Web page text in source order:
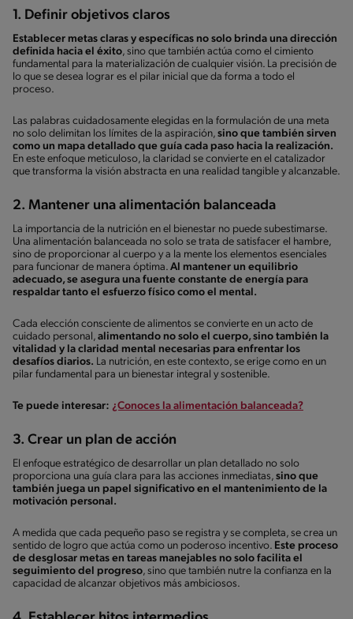
1. Definir objetivos claros
Establecer metas claras y específicas no solo brinda una dirección
definida hacia el éxito, sino que también actúa como el cimiento
fundamental para la materialización de cualquier visión. La precisión de
lo que se desea lograr es el pilar inicial que da forma a todo el
proceso.
Las palabras cuidadosamente elegidas en la formulación de una meta
no solo delimitan los límites de la aspiración, sino que también sirven
como un mapa detallado que guía cada paso hacia la realización.
En este enfoque meticuloso, la claridad se convierte en el catalizador
que transforma la visión abstracta en una realidad tangible y alcanzable.
2. Mantener una alimentación balanceada
La importancia de la nutrición en el bienestar no puede subestimarse.
Una alimentación balanceada no solo se trata de satisfacer el hambre,
sino de proporcionar al cuerpo y a la mente los elementos esenciales
para funcionar de manera óptima. Al mantener un equilibrio
adecuado, se asegura una fuente constante de energía para
respaldar tanto el esfuerzo físico como el mental.
Cada elección consciente de alimentos se convierte en un acto de
cuidado personal, alimentando no solo el cuerpo, sino también la
vitalidad y la claridad mental necesarias para enfrentar los
desafíos diarios. La nutrición, en este contexto, se erige como en un
pilar fundamental para un bienestar integral y sostenible.
Te puede interesar: ¿Conoces la alimentación balanceada?
3. Crear un plan de acción
El enfoque estratégico de desarrollar un plan detallado no solo
proporciona una guía clara para las acciones inmediatas, sino que
también juega un papel significativo en el mantenimiento de la
motivación personal.
A medida que cada pequeño paso se registra y se completa, se crea un
sentido de logro que actúa como un poderoso incentivo. Este proceso
de desglosar metas en tareas manejables no solo facilita el
seguimiento del progreso, sino que también nutre la confianza en la
capacidad de alcanzar objetivos más ambiciosos.